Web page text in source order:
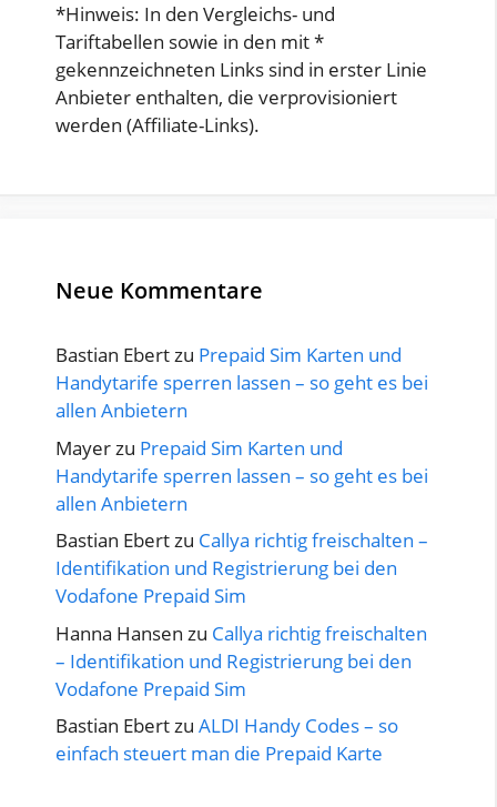
*Hinweis: In den Vergleichs- und
Tariftabellen sowie in den mit *
gekennzeichneten Links sind in erster Linie
Anbieter enthalten, die verprovisioniert
werden (Affiliate-Links).
Neue Kommentare
Bastian Ebertzu Prepaid Sim Karten und
Handytarife sperren lassen – so geht es bei
allen Anbietern
Mayerzu Prepaid Sim Karten und
Handytarife sperren lassen – so geht es bei
allen Anbietern
Bastian Ebertzu Callya richtig freischalten –
Identifikation und Registrierung bei den
Vodafone Prepaid Sim
Hanna Hansen zu Callya richtig freischalten
– Identifikation und Registrierung bei den
Vodafone Prepaid Sim
Bastian Ebertzu ALDI Handy Codes – so
einfach steuert man die Prepaid Karte